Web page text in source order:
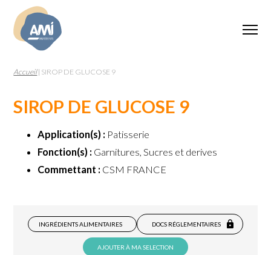
Accueil| SIROP DE GLUCOSE 9
SIROP DE GLUCOSE 9
Application(s) : Patisserie
Fonction(s) : Garnitures, Sucres et derives
Commettant : CSM FRANCE
INGRÉDIENTS ALIMENTAIRES DOCS RÉGLEMENTAIRES
AJOUTER À MA SELECTION